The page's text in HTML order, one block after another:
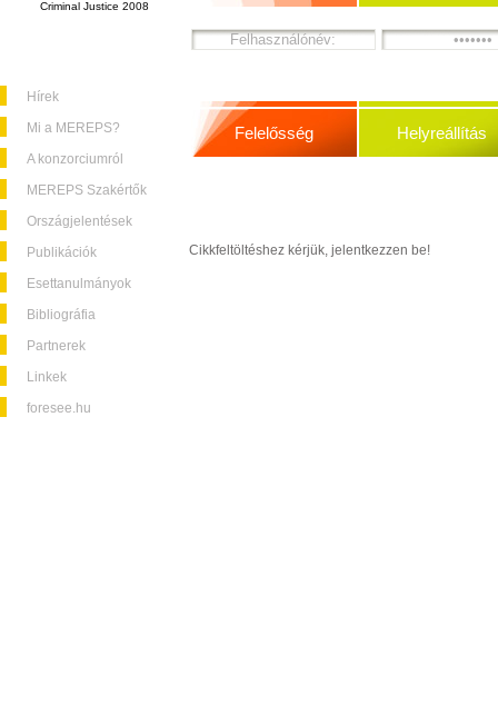
Criminal Justice 2008
Hírek
Mi a MEREPS?
A konzorciumról
MEREPS Szakértők
Országjelentések
Publikációk
Esettanulmányok
Bibliográfia
Partnerek
Linkek
foresee.hu
Felelősség Helyreállítás
Cikkfeltöltéshez kérjük, jelentkezzen be!